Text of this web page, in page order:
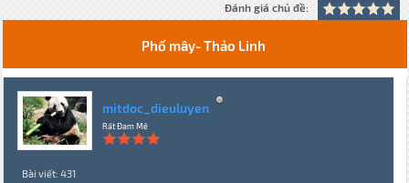
Đánh giá chủ đề:
Phố mây- Thảo Linh
mitdoc_dieuluyen
Rất Đam Mê
Bài viết: 431